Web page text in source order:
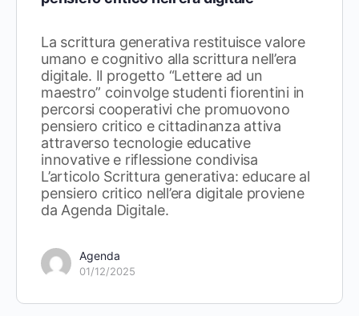
La scrittura generativa restituisce valore
umano e cognitivo alla scrittura nell’era
digitale. Il progetto “Lettere ad un
maestro” coinvolge studenti fiorentini in
percorsi cooperativi che promuovono
pensiero critico e cittadinanza attiva
attraverso tecnologie educative
innovative e riflessione condivisa
L’articolo Scrittura generativa: educare al
pensiero critico nell’era digitale proviene
da Agenda Digitale.
Agenda
01/12/2025